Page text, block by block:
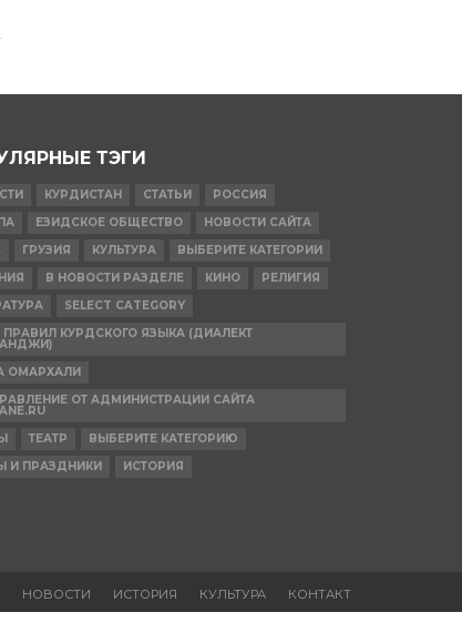
ТЭГИ
КУРДИСТАН СТАТЬИ
РОССИЯ
ЕЗИДСКОЕ ОБЩЕСТВО
НОВОСТИ САЙТА
ГРУЗИЯ КУЛЬТУРА
ВЫБЕРИТЕ КАТЕГОРИИ
В НОВОСТИ РАЗДЕЛЕ КИНО
РЕЛИГИЯ
SELECT CATEGORY
КУРДСКОГО ЯЗЫКА (ДИАЛЕКТ
ОМАРХАЛИ
ОТ АДМИНИСТРАЦИИ САЙТА
ТЕАТР
ВЫБЕРИТЕ КАТЕГОРИЮ
И ПРАЗДНИКИ
ИСТОРИЯ
НОВОСТИ ИСТОРИЯ КУЛЬТУРА КОНТАКТ